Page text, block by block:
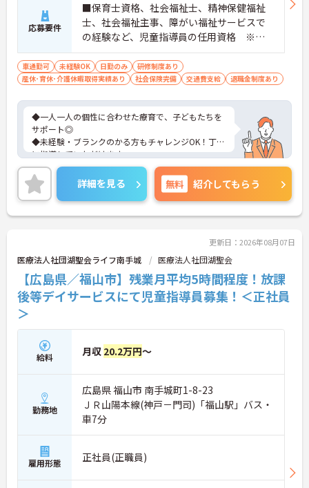
応募要件
■保育士資格、社会福祉士、精神保健福祉
士、社会福祉主事、障がい福祉サービスで
の経験など、児童指導員の任用資格 ※ブ
ランク・未経験OK、障がい福祉サービスで
の経験など歓迎 ■普通自動車運転免許(AT限
定可) ※ 送迎業務のため
車通勤可 未経験OK 日勤のみ
研修制度あり
産休･育休･介護休暇取得実績あり
社会保険完備 交通費支給 退職金制度あり
◆一人一人の個性に合わせた療育で、子どもたちを
サポート◎
◆未経験・ブランクのかる方もチャレンジOK！丁寧
に指導していただけます
◆残業ゼロを周知、促進しています！持ち帰り作業
もありません詳細を見る 無料 紹介してもらう
更新日：2026年08月07日
医療法人社団湖聖会ライフ南手城 医療法人社団湖聖会
【広島県／福山市】残業月平均5時間程度！放課
後等デイサービスにて児童指導員募集！＜正社員
＞
給料 月収 20.2万円～
勤務地
広島県 福山市 南手城町1-8-23
ＪＲ山陽本線(神戸－門司)「福山駅」バス・
車7分
雇用形態 正社員(正職員)